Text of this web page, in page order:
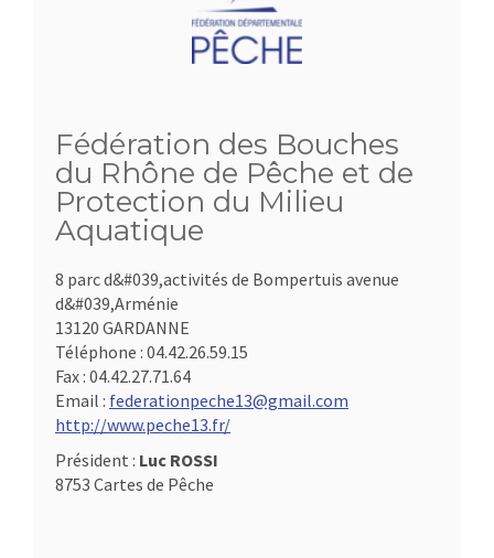
Fédération des Bouches
du Rhône de Pêche et de
Protection du Milieu
Aquatique
8 parc d&#039,activités de Bompertuis avenue
d&#039,Arménie
13120 GARDANNE
Téléphone : 04.42.26.59.15
Fax : 04.42.27.71.64
Email : federationpeche13@gmail.com
http://www.peche13.fr/
Président : Luc ROSSI
8753 Cartes de Pêche